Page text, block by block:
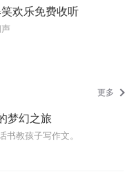
欢乐免费收听
更多
梦幻之旅
书教孩子写作文。